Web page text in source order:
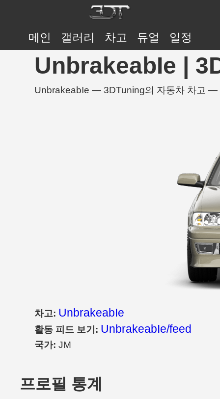
메인 갤러리 차고 듀얼 일정
UnbrakeabIe |
UnbrakeabIe — 3DTuning의 자동차 차고 —
차고: UnbrakeabIe
활동 피드 보기: UnbrakeabIe/feed
국가: JM
프로필 통계